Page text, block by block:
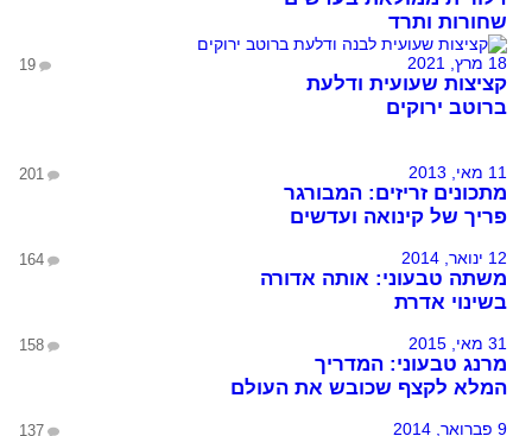
שחורות ותרד
18 מרץ, 2021 19
קציצות שעועית ודלעת
ברוטב ירוקים
11 מאי, 2013 201
מתכונים זריזים: המבורגר
פריך של קינואה ועדשים
12 ינואר, 2014 164
משתה טבעוני: אותה אדורה
בשינוי אדרת
31 מאי, 2015 158
מרנג טבעוני: המדריך
המלא לקצף שכובש את העולם
9 פברואר, 2014 137